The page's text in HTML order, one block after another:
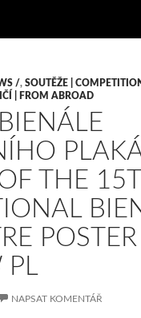
/, SOUTĚŽE |
| FROM ABROAD
THE
POSTER |
PL
NAPSAT KOMENTÁŘ